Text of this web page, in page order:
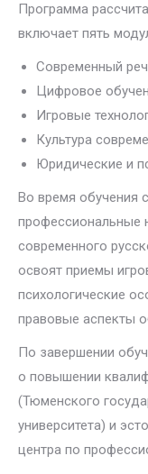
Программа
включает пять
Современный
Цифровое
Игровые
Культура
Юридические и
Во время обучения
профессиональные
современного
освоят приемы
психологические
правовые аспекты
По завершении
о повышении
(Тюменского
университета) и
центра по